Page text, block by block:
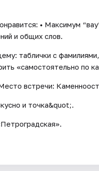
• Максимум
и общих слов.
таблички с
«самостоятельно по
встречи:
и точка&quot;.